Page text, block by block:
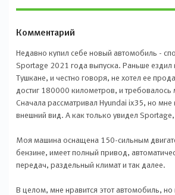
Комментарий
Недавно купил себе новый автомобиль -
Sportage 2021 года выпуска. Раньше ездил
Тушкане, и честно говоря, не хотел ее
достиг 180000 километров, и
Сначала рассматривал Hyundai ix35, но мне
внешний вид. А как только увидел
Моя машина оснащена 150-сильным
бензине, имеет полный привод,
передач, раздельный климат и так далее.
В целом, мне нравится этот автомобиль, но